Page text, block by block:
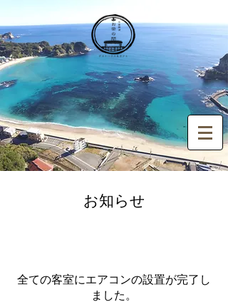
​お知らせ
全ての客室にエアコンの設置が完了し
ました。